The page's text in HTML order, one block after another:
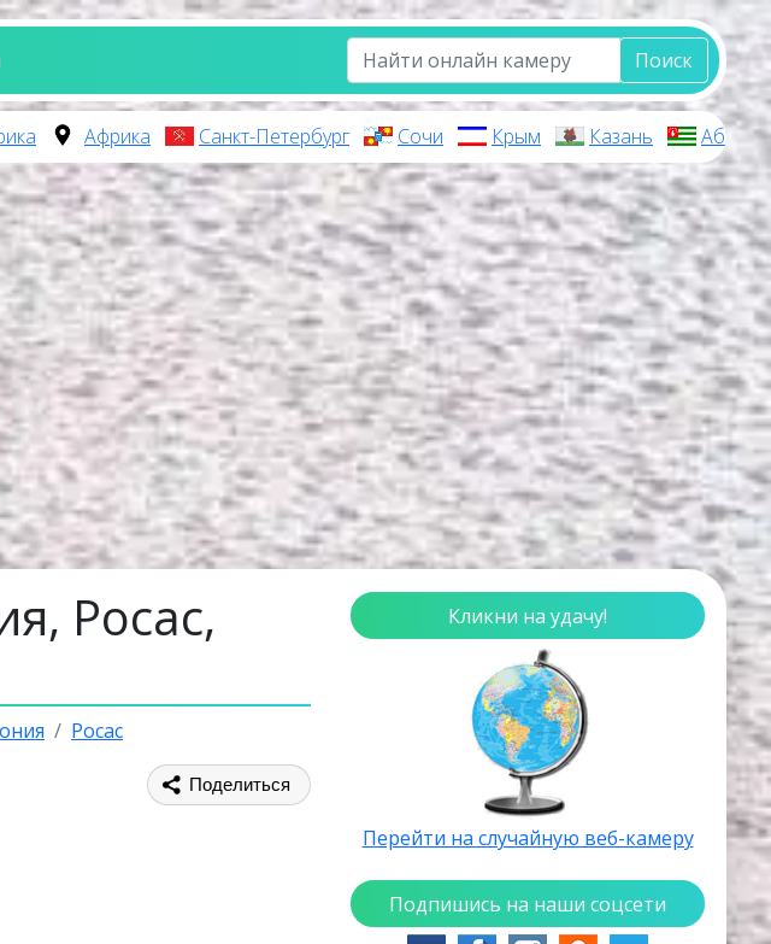
Поиск
Африка Санкт-Петербург Сочи Крым Казань
Росас,
Росас
Поделиться
Кликни на удачу!
Перейти на случайную веб-камеру
Подпишись на наши соцсети